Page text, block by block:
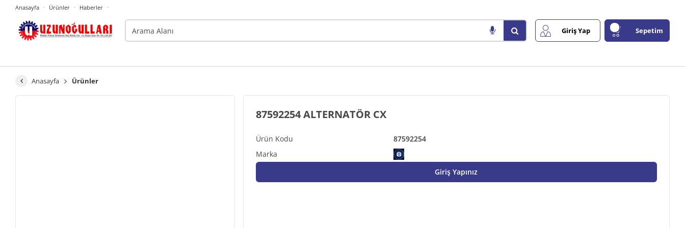
Anasayfa Ürünler Haberler
Giriş Yap Sepetim
Anasayfa Ürünler
87592254
87592254 ALTERNATÖR CX
Giriş Yapınız